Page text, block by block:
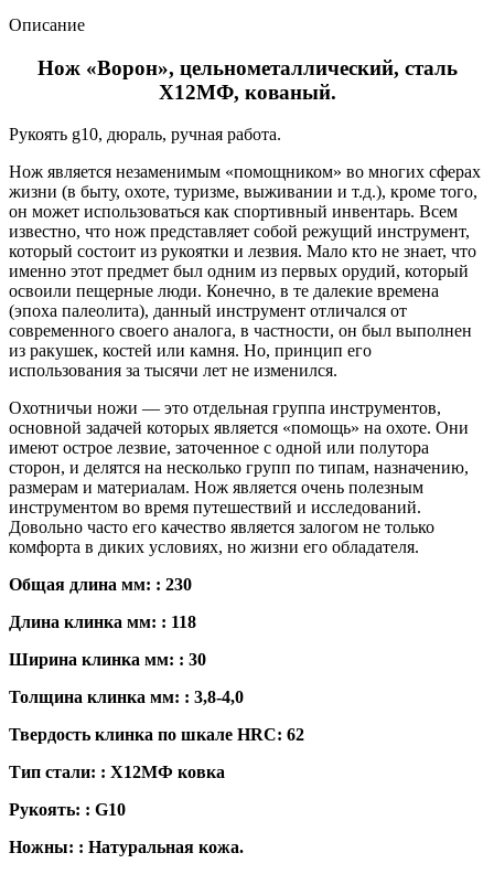
Описание
Нож «Ворон», цельнометаллический, сталь
Х12МФ, кованый.
Рукоять g10, дюраль, ручная работа.
Нож является незаменимым «помощником» во многих сферах
жизни (в быту, охоте, туризме, выживании и т.д.), кроме того,
он может использоваться как спортивный инвентарь. Всем
известно, что нож представляет собой режущий инструмент,
который состоит из рукоятки и лезвия. Мало кто не знает, что
именно этот предмет был одним из первых орудий, который
освоили пещерные люди. Конечно, в те далекие времена
(эпоха палеолита), данный инструмент отличался от
современного своего аналога, в частности, он был выполнен
из ракушек, костей или камня. Но, принцип его
использования за тысячи лет не изменился.
Охотничьи ножи — это отдельная группа инструментов,
основной задачей которых является «помощь» на охоте. Они
имеют острое лезвие, заточенное с одной или полутора
сторон, и делятся на несколько групп по типам, назначению,
размерам и материалам. Нож является очень полезным
инструментом во время путешествий и исследований.
Довольно часто его качество является залогом не только
комфорта в диких условиях, но жизни его обладателя.
Общая длина мм: : 230
Длина клинка мм: : 118
Ширина клинка мм: : 30
Толщина клинка мм: : 3,8-4,0
Твердость клинка по шкале HRC: 62
Тип стали: : Х12МФ ковка
Рукоять: : G10
Ножны: : Натуральная кожа.